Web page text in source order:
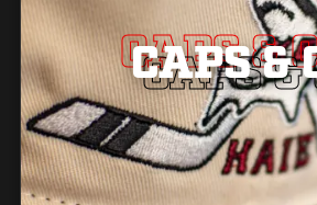
CAPS &
CAPS &
CAPS &